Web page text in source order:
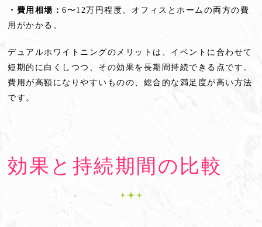
・費用相場：6〜12万円程度。オフィスとホームの両方の費
用がかかる。
デュアルホワイトニングのメリットは、イベントに合わせて
短期的に白くしつつ、その効果を長期間持続できる点です。
費用が高額になりやすいものの、総合的な満足度が高い方法
です。
効果と持続期間の比較